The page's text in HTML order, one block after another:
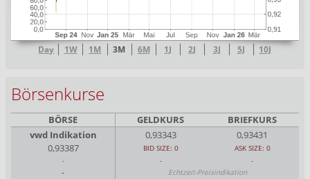
Day 1W 1M 3M 6M 1J 2J 3J 5J 10J
Börsenkurse
BÖRSE GELDKURS
BRIEFKURS
vwd Indikation
0,93343
0,93431
0,93387
BID SIZE: 0
ASK SIZE: 0
-
- -
- Echtzeit-Preisindikation